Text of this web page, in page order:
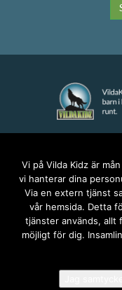
Vi på Vilda Kidz är
vi hanterar dina
Via en extern tjänst
vår hemsida. Detta
tjänster används, allt
möjligt för dig.